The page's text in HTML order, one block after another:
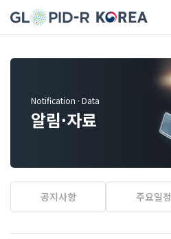
Notification · Data
알림·자료
공지사항 주요일정